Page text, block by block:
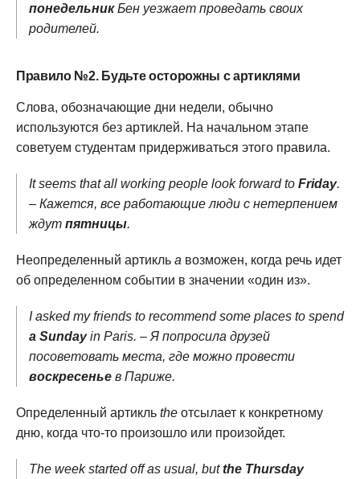
понедельникБен уезжает проведать своих
родителей.
Правило №2. Будьте осторожны с артиклями
Слова, обозначающие дни недели, обычно
используются без артиклей. На начальном этапе
советуем студентам придерживаться этого правила.
It seems that all working people look forward to Friday.
– Кажется, все работающие люди с нетерпением
ждут пятницы.
Неопределенный артикль a возможен, когда речь идет
об определенном событии в значении «один из».
I asked my friends to recommend some places to spend
a Sundayin Paris. – Я попросила друзей
посоветовать места, где можно провести
воскресенье в Париже.
Определенный артикль the отсылает к конкретному
дню, когда что-то произошло или произойдет.
The week started off as usual, butthe Thursday